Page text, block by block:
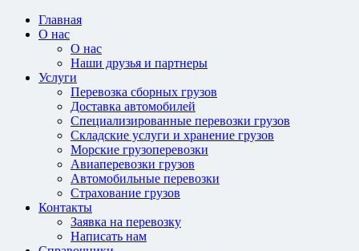
Главная
О нас
О нас
Наши друзья и партнеры
Услуги
Перевозка сборных грузов
Доставка автомобилей
Специализированные перевозки грузов
Складские услуги и хранение грузов
Морские грузоперевозки
Авиаперевозки грузов
Автомобильные перевозки
Страхование грузов
Контакты
Заявка на перевозку
Написать нам